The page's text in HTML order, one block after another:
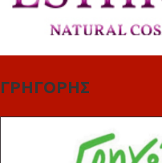
ΓΡΗΓΟΡΗΣ